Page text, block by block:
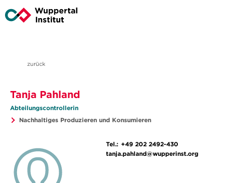
zurück
Tanja Pahland
Abteilungscontrollerin
Nachhaltiges Produzieren und Konsumieren
Tel.: +49 202 2492-430
tanja.pahland@wupperinst.org